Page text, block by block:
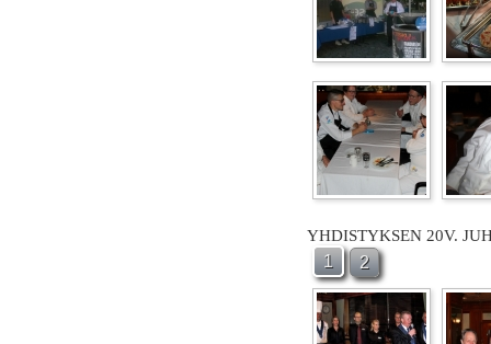
YHDISTYKSEN 20V.
1 2